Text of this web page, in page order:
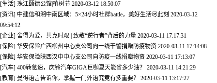
[生活] 珠江颐德公馆|植树节 2020-03-12 18:50:07
[资讯] 中建信和湘中南区域：5×24小时社群battle，美好生活尽此刻 2020-03-12
09:54:12
[企业] 舍得为爱，共克时艰 | 致敬“逆行者”背后的力量 2020-03-11 17:17:31
[保险] 华安保险广西柳州中心支公司向一线干警捐赠防疫物资 2020-03-11 17:14:08
[保险] 华安保险陕西汉中中心支公司向防疫一线捐赠物资 2020-03-11 17:13:07
[汽车] 400转怠速，庆铃汽车GIGA巨咖夏天能省多少油？ 2020-03-11 14:21:29
[教育] 曼得语言告诉你，掌握一门外语究竟有多重要？ 2020-03-11 13:17:27